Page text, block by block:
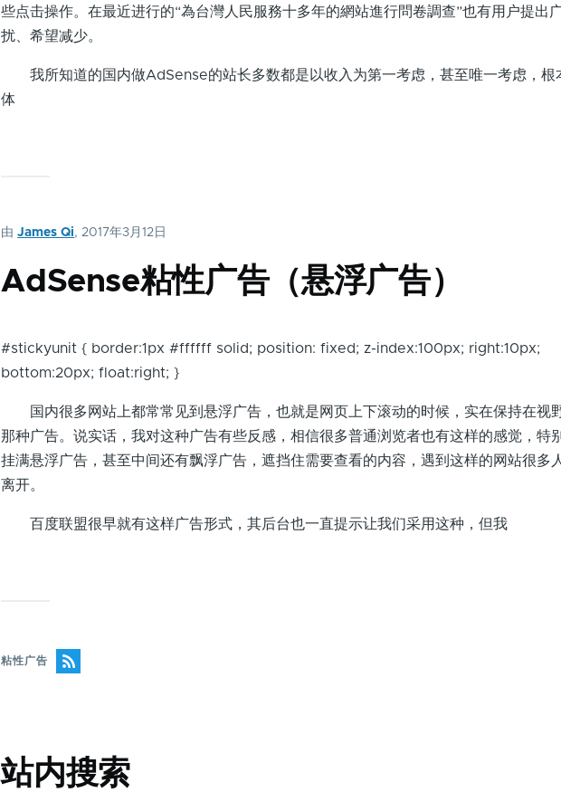
些点击操作。在最近进行的“為台灣人民服務十多年的網站進行問卷調查”也有用户提出
扰、希望减少。
我所知道的国内做AdSense的站长多数都是以收入为第一考虑，甚至唯一考虑，根
体
由James Qi, 2017年3月12日
AdSense粘性广告（悬浮广告）
#stickyunit { border:1px #ffffff solid; position: fixed; z-index:100px; right:10px;
bottom:20px; float:right; }
国内很多网站上都常常见到悬浮广告，也就是网页上下滚动的时候，实在保持在视
那种广告。说实话，我对这种广告有些反感，相信很多普通浏览者也有这样的感觉，特
挂满悬浮广告，甚至中间还有飘浮广告，遮挡住需要查看的内容，遇到这样的网站很多
离开。
百度联盟很早就有这样广告形式，其后台也一直提示让我们采用这种，但我
粘性广告
站内搜索